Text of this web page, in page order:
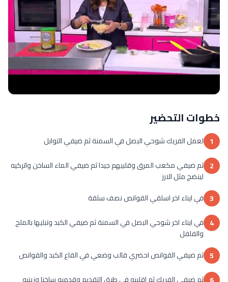
خطوات التحضير
1 لعمل الفريك شوحي البصل في السمنة ثم ضيفي التوابل
2 ثم ضيفي مكعب المرق وقلبيهم جيدا ثم ضيفي الماء الساخن واتركيه
لينضج مثل الارز
3 في ايناء اخر اسلقي القوانص نصف سلقة
4 في ايناء اخر شوحي البصل في السمنة ثم ضيفي الكبد وتبليها بالملح
والفلفل
5 ثم ضيفي القوانص احضري قالب وضعي في القاع الكبد والقوانص